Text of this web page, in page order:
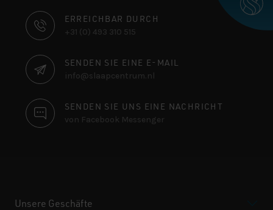
KONTAKTINFORMATIONEN
ERREICHBAR DURCH
+31 (0) 493 310 515
SENDEN SIE EINE E-MAIL
info@slaapcentrum.nl
SENDEN SIE UNS EINE NACHRICHT
von Facebook Messenger
Unsere Geschäfte